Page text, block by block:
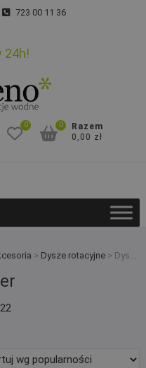
723 00 11 36
24h!
0
Razem
0,00 zł
0
> Dysze rotacyjne> Dysze rotacyjne Hunter
Posortowane